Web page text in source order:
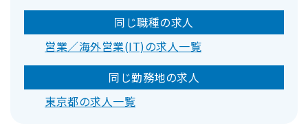
同じ職種の求人
営業／海外営業(IT)の求人一覧
同じ勤務地の求人
東京都の求人一覧